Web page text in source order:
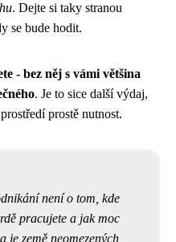
. Dejte si taky stranou
se bude hodit.
- bez něj s vámi většina
. Je to sice další výdaj,
prostě nutnost.
není o tom, kde
pracujete a jak moc
je země neomezených